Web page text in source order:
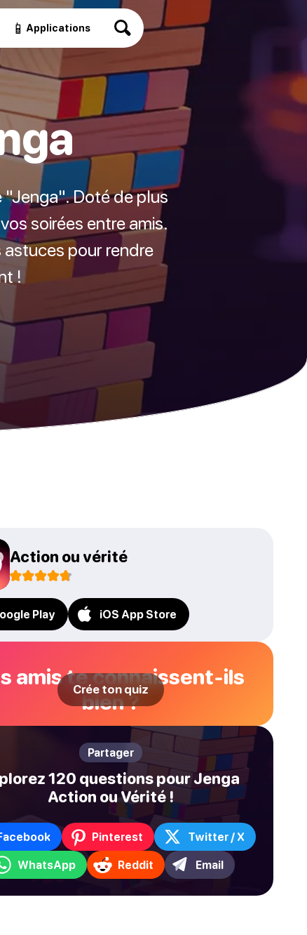
📱 Applications
"Jenga". Doté de plus
soirées entre amis.
pour rendre
!
Action ou vérité
Play iOS App Store
amis te connaissent-ils
bien ?
Crée ton quiz
Partager
120 questions pour Jenga
Action ou Vérité !
Pinterest Twitter / X
WhatsApp Reddit Email